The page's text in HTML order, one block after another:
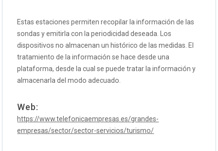
Estas estaciones permiten recopilar la información de las
sondas y emitirla con la periodicidad deseada. Los
dispositivos no almacenan un histórico de las medidas. El
tratamiento de la información se hace desde una
plataforma, desde la cual se puede tratar la información y
almacenarla del modo adecuado.
Web:
https://www.telefonicaempresas.es/grandes-
empresas/sector/sector-servicios/turismo/